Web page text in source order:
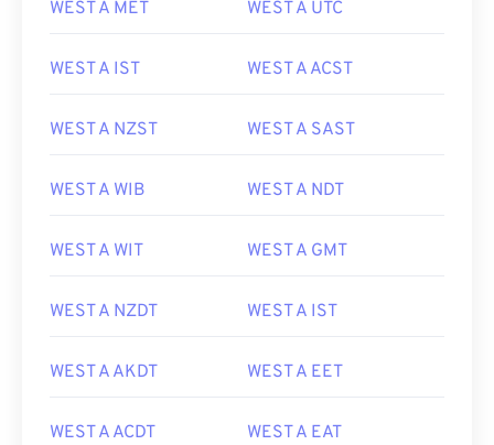
WEST A MET WEST A UTC
WEST A IST WEST A ACST
WEST A NZST WEST A SAST
WEST A WIB WEST A NDT
WEST A WIT WEST A GMT
WEST A NZDT WEST A IST
WEST A AKDT WEST A EET
WEST A ACDT WEST A EAT